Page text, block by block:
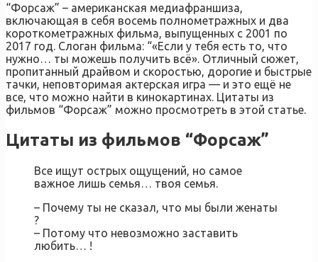
“Форсаж” – американская медиафраншиза,
включающая в себя восемь полнометражных и два
короткометражных фильма, выпущенных с 2001 по
2017 год. Слоган фильма: “«Если у тебя есть то, что
нужно… ты можешь получить всё». Отличный сюжет,
пропитанный драйвом и скоростью, дорогие и быстрые
тачки, неповторимая актерская игра — и это ещё не
все, что можно найти в кинокартинах. Цитаты из
фильмов “Форсаж” можно просмотреть в этой статье.
Цитаты из фильмов “Форсаж”
Все ищут острых ощущений, но самое
важное лишь семья… твоя семья.
– Почему ты не сказал, что мы были женаты
?
– Потому что невозможно заставить
любить… !